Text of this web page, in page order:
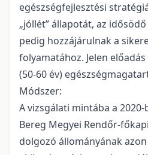
egészségfejlesztési
„jóllét” állapotát, az
pedig hozzájárulnak a
folyamatához. Jelen
(50-60 év)
Módszer:
A vizsgálati mintába a
Bereg Megyei Rendőr-
dolgozó állományának